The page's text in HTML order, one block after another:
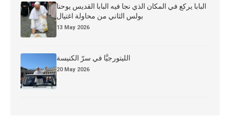
البابا يركع في المكان الذي نجا فيه البابا القديس يوحنا
بولس الثاني من محاولة اغتيال
13 May 2026
الليتورجيَّا في سرّ الكنيسة
20 May 2026